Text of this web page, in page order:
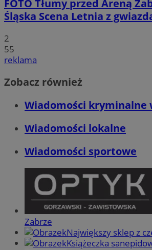
FOTO Tłumy przed Areną
Śląska Scena Letnia z
2
55
reklama
Zobacz również
Wiadomości kryminalne
Wiadomości lokalne
Wiadomości sportowe
Zabrze
Największy sklep z
Książeczka